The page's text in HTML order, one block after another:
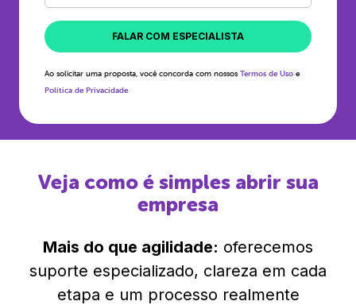
FALAR COM ESPECIALISTA
Ao solicitar uma proposta, você concorda com nossos Termos de Uso e
Política de Privacidade
Veja como é simples abrir sua
empresa
Mais do que agilidade: oferecemos
suporte especializado, clareza em cada
etapa e um processo realmente